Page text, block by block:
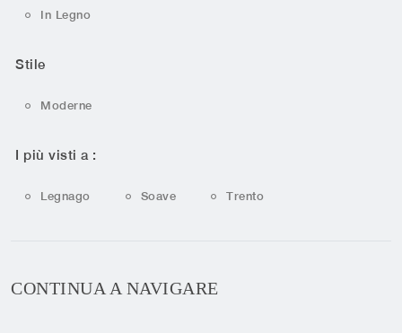
In Legno
Stile
Moderne
I più visti a :
Legnago Soave Trento
CONTINUA A NAVIGARE